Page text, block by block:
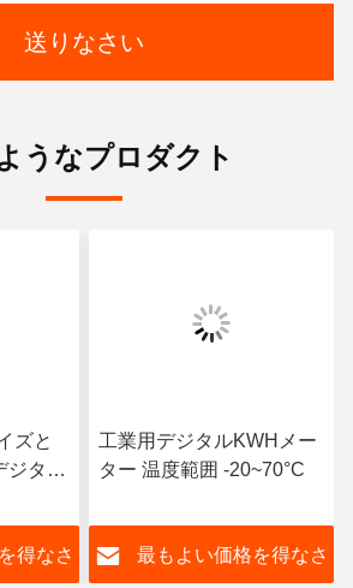
送りなさい
うなプロダクト
ズと
ジタル
得なさ
工業用デジタルKWHメー
ター 温度範囲 -20~70°C
最もよい価格を得なさ